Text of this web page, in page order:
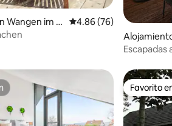
Wangen im Al
Calificación promedio:
4.86 (76)
Favorito
Favorito